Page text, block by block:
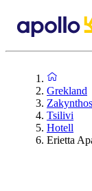
Grekland
Zakynthos
Tsilivi
Hotell
Erietta